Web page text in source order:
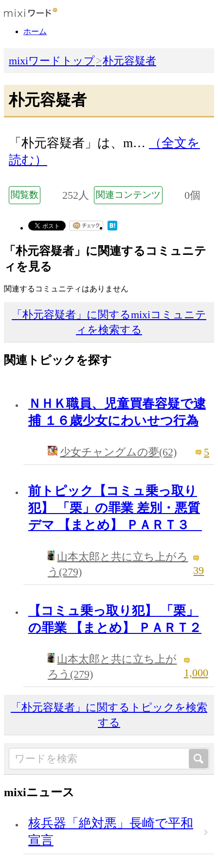
ホーム
mixiワードトップ 朴元容疑者
朴元容疑者
「朴元容疑者」は、m…
（全文を
読む）
閲覧数 252人 関連コンテンツ 0個
「朴元容疑者」に関連するコミュニテ
ィを見る
関連するコミュニティはありません
「朴元容疑者」に関するmixiコミュニテ
ィを検索する
関連トピックを探す
ＮＨＫ職員、児童買春容疑で逮
捕 １６歳少女にわいせつ行為
少女チャングムの夢(62) 5
前トピック【コミュ乗っ取り
犯】 「栗」の罪業 差別・悪質
デマ 【まとめ】 ＰＡＲＴ３
山本太郎と共に立ち上がろ
う(279)
39
【コミュ乗っ取り犯】 「栗」
の罪業 【まとめ】 ＰＡＲＴ２
山本太郎と共に立ち上が
ろう(279)
1,000
「朴元容疑者」に関するトピックを検索
する
mixiニュース
核兵器「絶対悪」長崎で平和
宣言